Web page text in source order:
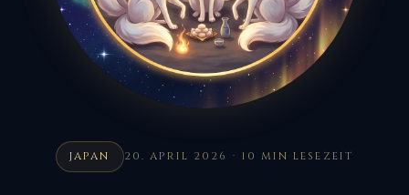
JAPAN 20. APRIL 2026 · 10 MIN LESEZEIT